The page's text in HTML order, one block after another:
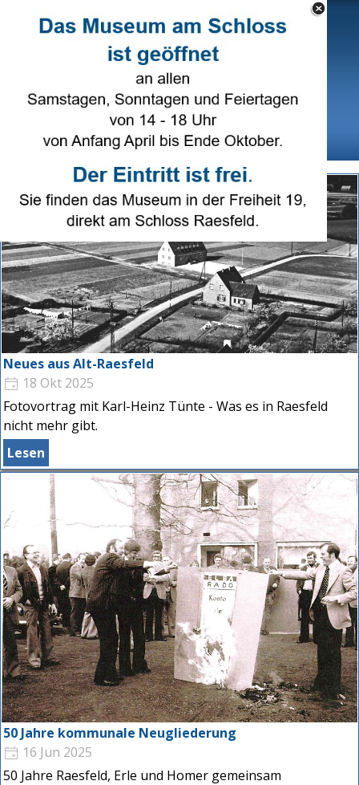
Select Language ▼
Menü überspringen
Neues aus Alt-Raesfeld
18 Okt 2025
Fotovortrag mit Karl-Heinz Tünte - Was es in Raesfeld
nicht mehr gibt.
Lesen
50 Jahre kommunale Neugliederung
16 Jun 2025
50 Jahre Raesfeld, Erle und Homer gemeinsam